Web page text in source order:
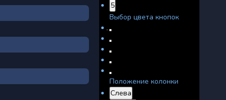
5
Выбор цвета кнопок
Положение колонки
Слева